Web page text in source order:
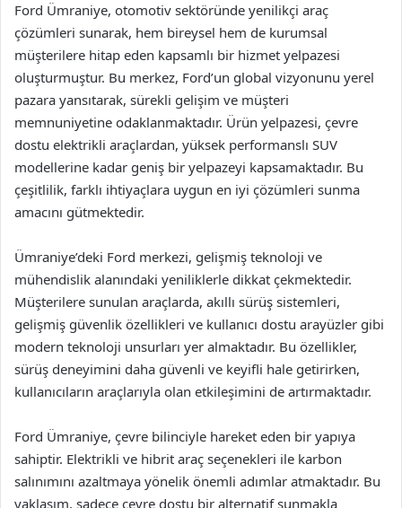
Ford Ümraniye, otomotiv sektöründe yenilikçi araç
çözümleri sunarak, hem bireysel hem de kurumsal
müşterilere hitap eden kapsamlı bir hizmet yelpazesi
oluşturmuştur. Bu merkez, Ford’un global vizyonunu yerel
pazara yansıtarak, sürekli gelişim ve müşteri
memnuniyetine odaklanmaktadır. Ürün yelpazesi, çevre
dostu elektrikli araçlardan, yüksek performanslı SUV
modellerine kadar geniş bir yelpazeyi kapsamaktadır. Bu
çeşitlilik, farklı ihtiyaçlara uygun en iyi çözümleri sunma
amacını gütmektedir.
Ümraniye’deki Ford merkezi, gelişmiş teknoloji ve
mühendislik alanındaki yeniliklerle dikkat çekmektedir.
Müşterilere sunulan araçlarda, akıllı sürüş sistemleri,
gelişmiş güvenlik özellikleri ve kullanıcı dostu arayüzler gibi
modern teknoloji unsurları yer almaktadır. Bu özellikler,
sürüş deneyimini daha güvenli ve keyifli hale getirirken,
kullanıcıların araçlarıyla olan etkileşimini de artırmaktadır.
Ford Ümraniye, çevre bilinciyle hareket eden bir yapıya
sahiptir. Elektrikli ve hibrit araç seçenekleri ile karbon
salınımını azaltmaya yönelik önemli adımlar atmaktadır. Bu
yaklaşım, sadece çevre dostu bir alternatif sunmakla